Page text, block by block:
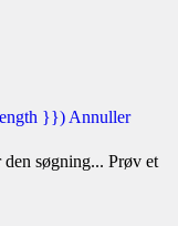
}}) Annuller
søgning... Prøv et